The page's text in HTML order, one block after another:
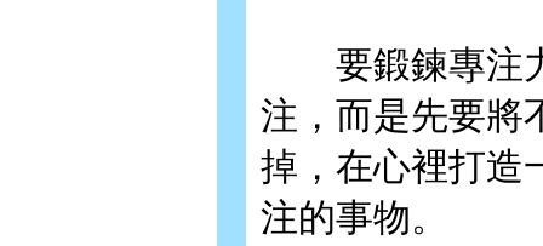
要鍛鍊專注力
注，而是先要將
掉，在心裡打造
注的事物。